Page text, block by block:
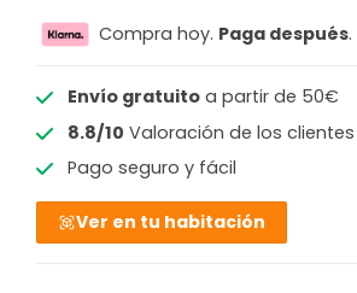
Compra hoy. Paga después.
Envío gratuitoa partir de 50€
8.8/10 Valoración de los clientes
Pago seguro y fácil
Ver en tu habitación